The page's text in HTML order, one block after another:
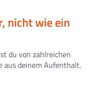
nicht wie ein
du von zahlreichen
aus deinem Aufenthalt.